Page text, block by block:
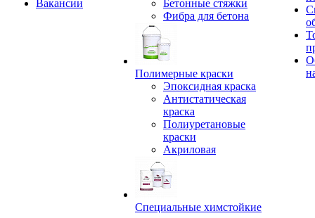
Вакансии
Бетонные стяжки
Фибра для бетона
Полимерные краски
Эпоксидная краска
Антистатическая
краска
Полиуретановые
краски
Акриловая
Специальные химстойкие